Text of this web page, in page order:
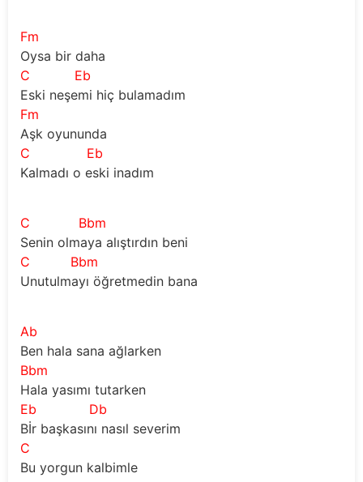
Fm
Oysa bir daha
C
Eb
Eski neşemi hiç bulamadım
Fm
Aşk oyununda
C
Eb
Kalmadı o eski inadım
C
Bbm
Senin olmaya alıştırdın beni
C
Bbm
Unutulmayı öğretmedin bana
Ab
Ben hala sana ağlarken
Bbm
Hala yasımı tutarken
Eb
Db
Bİr başkasını nasıl severim
C
Bu yorgun kalbimle